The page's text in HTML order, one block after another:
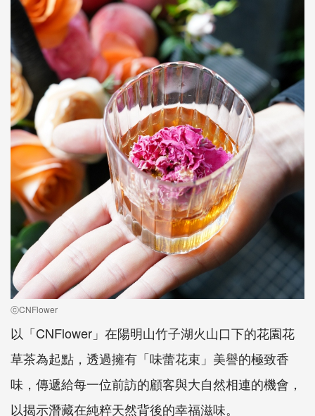
ⓒCNFlower
以「CNFlower」在陽明山竹子湖火山口下的花園花
草茶為起點，透過擁有「味蕾花束」美譽的極致香
味，傳遞給每一位前訪的顧客與大自然相連的機會，
以揭示潛藏在純粹天然背後的幸福滋味。